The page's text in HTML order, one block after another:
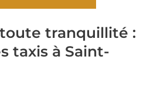
tranquillité :
taxis à Saint-